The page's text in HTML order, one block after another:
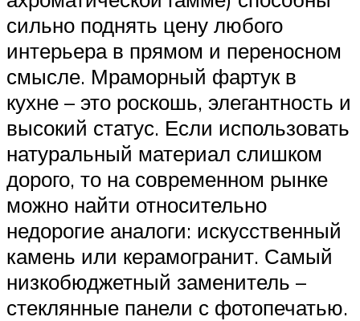
сильно поднять цену любого
интерьера в прямом и переносном
смысле. Мраморный фартук в
кухне – это роскошь, элегантность и
высокий статус. Если использовать
натуральный материал слишком
дорого, то на современном рынке
можно найти относительно
недорогие аналоги: искусственный
камень или керамогранит. Самый
низкобюджетный заменитель –
стеклянные панели с фотопечатью.